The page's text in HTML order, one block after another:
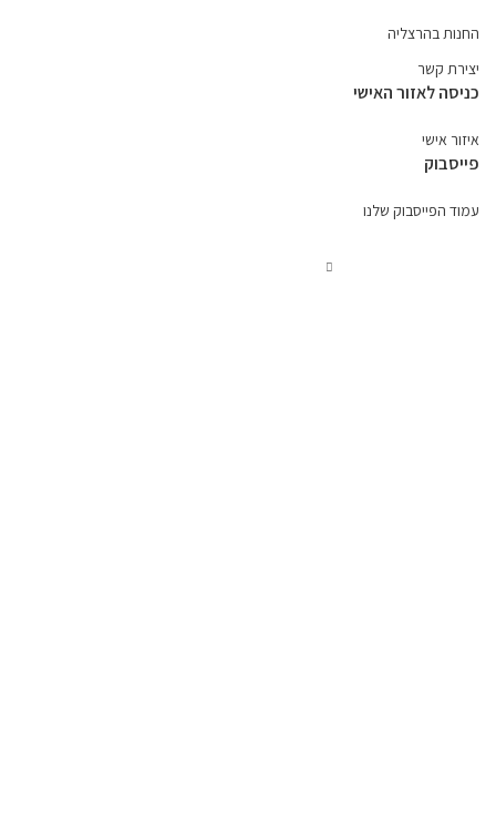
החנות בהרצליה
יצירת קשר
כניסה לאזור האישי
איזור אישי
פייסבוק
עמוד הפייסבוק שלנו